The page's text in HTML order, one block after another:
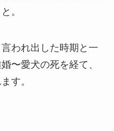
。
われ出した時期と一
〜愛犬の死を経て、
す。